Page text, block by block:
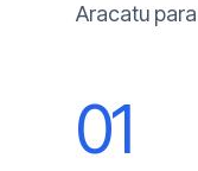
Aracatu
01